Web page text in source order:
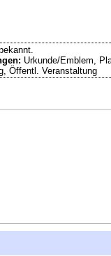
Urkunde/Emblem,
Öffentl. Veranstaltung